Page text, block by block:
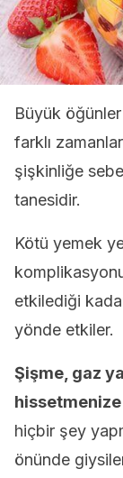
Büyük
farklı
şişkinliğe
tanesidir.
Kötü yemek
etkilediği
yönde etkiler.
Şişme, gaz ya
hiçbir şey
önünde